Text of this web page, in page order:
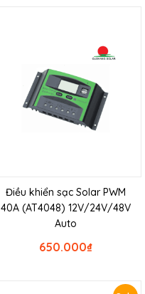
Điều khiển sạc Solar PWM
40A (AT4048) 12V/24V/48V
Auto
₫
650.000